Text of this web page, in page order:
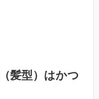
髪型）はかつ